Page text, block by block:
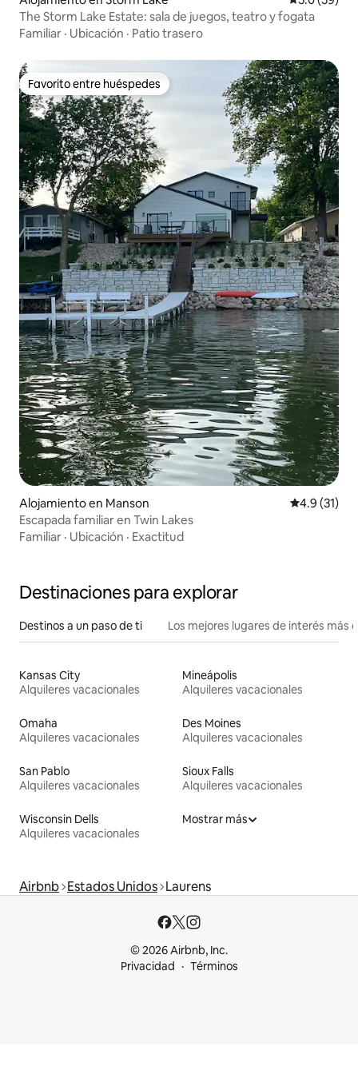
The Storm Lake Estate: sala de juegos, teatro y fogata
Familiar · Ubicación · Patio trasero
Favorito entre huéspedes
Favorito entre huéspedes
Alojamiento en Manson Calificación
4.9 (31)
Escapada familiar en Twin Lakes
Familiar · Ubicación · Exactitud
Destinaciones para explorar
Destinos a un paso de ti Los mejores lugares de interés más
Kansas City
Alquileres vacacionales
Mineápolis
Alquileres vacacionales
Omaha
Alquileres vacacionales
Des Moines
Alquileres vacacionales
San Pablo
Alquileres vacacionales
Sioux Falls
Alquileres vacacionales
Wisconsin Dells
Alquileres vacacionales
Mostrar más
Airbnb Estados Unidos Laurens
© 2026 Airbnb, Inc.
Privacidad
Términos